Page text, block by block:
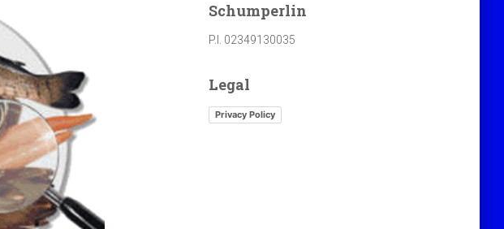
Schumperlin
P.I. 02349130035
Legal
Privacy Policy